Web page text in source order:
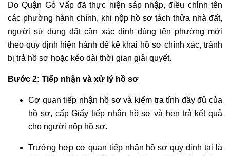
Do Quận Gò Vấp đã thực hiện sáp nhập, điều chỉnh tên
các phường hành chính, khi nộp hồ sơ tách thửa nhà đất,
người sử dụng đất cần xác định đúng tên phường mới
theo quy định hiện hành để kê khai hồ sơ chính xác, tránh
bị trả hồ sơ hoặc kéo dài thời gian giải quyết.
Bước 2: Tiếp nhận và xử lý hồ sơ
Cơ quan tiếp nhận hồ sơ và kiểm tra tính đầy đủ của
hồ sơ, cấp Giấy tiếp nhận hồ sơ và hẹn trả kết quả
cho người nộp hồ sơ.
Trường hợp cơ quan tiếp nhận hồ sơ quy định tại là